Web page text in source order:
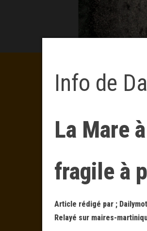
Info de
La Mare
fragile à
Article rédigé par ;
Relayé sur maires-